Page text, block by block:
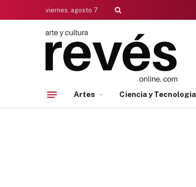
viernes, agosto 7
Artes Ciencia y Tecnologia